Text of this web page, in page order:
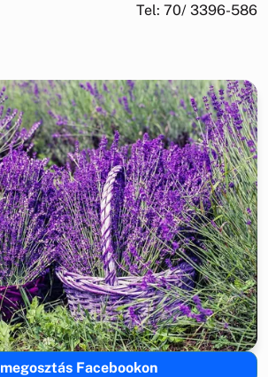
Tel: 70/ 3396-586
megosztás Facebookon